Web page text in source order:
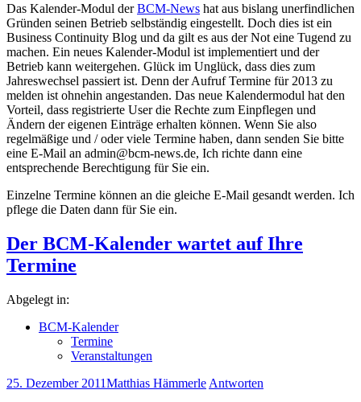
Das Kalender-Modul derBCM-News hat aus bislang unerfindlichen
Gründen seinen Betrieb selbständig eingestellt. Doch dies ist ein
Business Continuity Blog und da gilt es aus der Not eine Tugend zu
machen. Ein neues Kalender-Modul ist implementiert und der
Betrieb kann weitergehen. Glück im Unglück, dass dies zum
Jahreswechsel passiert ist. Denn der Aufruf Termine für 2013 zu
melden ist ohnehin angestanden. Das neue Kalendermodul hat den
Vorteil, dass registrierte User die Rechte zum Einpflegen und
Ändern der eigenen Einträge erhalten können. Wenn Sie also
regelmäßige und / oder viele Termine haben, dann senden Sie bitte
eine E-Mail an admin@bcm-news.de, Ich richte dann eine
entsprechende Berechtigung für Sie ein.
Einzelne Termine können an die gleiche E-Mail gesandt werden. Ich
pflege die Daten dann für Sie ein.
Der BCM-Kalender wartet auf Ihre
Termine
Abgelegt in:
BCM-Kalender
Termine
Veranstaltungen
25. Dezember 2011Matthias Hämmerle Antworten